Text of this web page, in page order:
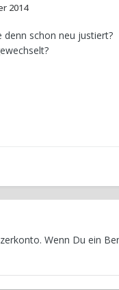
2014
denn schon neu justiert?
Wenn Du ein